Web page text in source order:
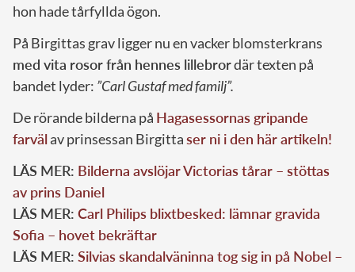
hon hade tårfyllda ögon.
På Birgittas grav ligger nu en vacker blomsterkrans
med vita rosor från hennes lillebrordär texten på
bandet lyder: ”Carl Gustaf med familj”.
De rörande bilderna på Hagasessornas gripande
farvälav prinsessan Birgittaser ni i den här artikeln!
LÄS MER: Bilderna avslöjar Victorias tårar – stöttas
av prins Daniel
LÄS MER: Carl Philips blixtbesked: lämnar gravida
Sofia – hovet bekräftar
LÄS MER: Silvias skandalväninna tog sig in på Nobel –